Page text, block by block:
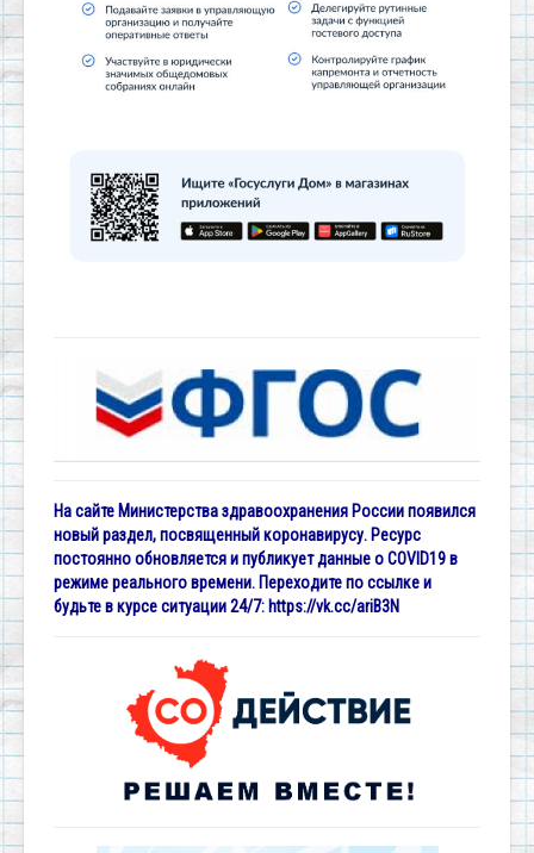
На сайте Министерства здравоохранения России появился
новый раздел, посвященный коронавирусу. Ресурс
постоянно обновляется и публикует данные о COVID19 в
режиме реального времени. Переходите по ссылке и
будьте в курсе ситуации 24/7: https://vk.cc/ariB3N